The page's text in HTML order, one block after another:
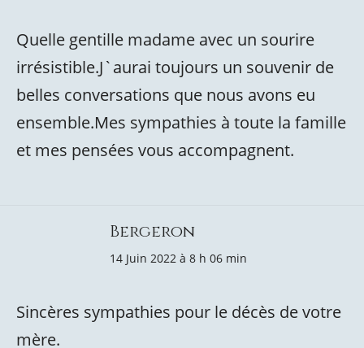
Quelle gentille madame avec un sourire
irrésistible.J`aurai toujours un souvenir de
belles conversations que nous avons eu
ensemble.Mes sympathies à toute la famille
et mes pensées vous accompagnent.
Bergeron
14 Juin 2022 à 8 h 06 min
Sincères sympathies pour le décès de votre
mère.